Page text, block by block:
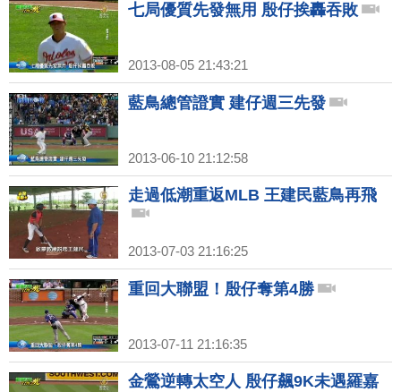
七局優質先發無用 殷仔挨轟吞敗
2013-08-05 21:43:21
藍鳥總管證實 建仔週三先發
2013-06-10 21:12:58
走過低潮重返MLB 王建民藍鳥再飛
2013-07-03 21:16:25
重回大聯盟！殷仔奪第4勝
2013-07-11 21:16:35
金鶯逆轉太空人 殷仔飆9K未遇羅嘉